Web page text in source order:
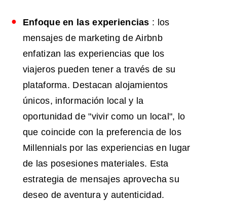
Enfoque en las experiencias : los
mensajes de marketing de Airbnb
enfatizan las experiencias que los
viajeros pueden tener a través de su
plataforma. Destacan alojamientos
únicos, información local y la
oportunidad de "vivir como un local", lo
que coincide con la preferencia de los
Millennials por las experiencias en lugar
de las posesiones materiales. Esta
estrategia de mensajes aprovecha su
deseo de aventura y autenticidad.